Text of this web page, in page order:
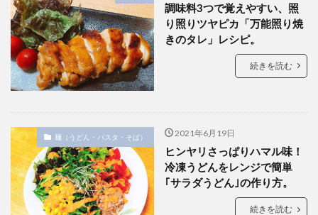
調味料3つで覚えやすい、照
り照りツヤピカ「万能照り焼
きのタレ」レシピ。
続きを読む
麺（うどん・パスタ・そば） 2021年6月19日
ヒンヤリさっぱりハマル味！
冷凍うどんをレンジで簡単
｢サラダうどん｣の作り方。
続きを読む